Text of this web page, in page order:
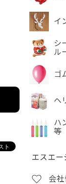
イ
シ
ル
ゴ
ヘ
ハ
等
エスエ
会